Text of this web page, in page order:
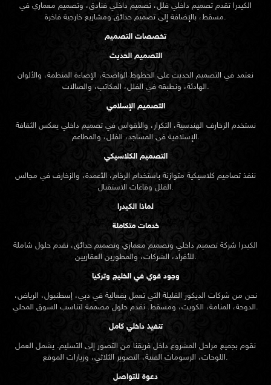
الكيدرا تقدم تصميم داخلي فلل، تصميم داخلي فنادق، وتصميم معماري في
مسقط، بالإضافة إلى تصميم حدائق ومشاريع خارجية فاخرة.
تخصصات التصميم
التصميم الحديث
نعتمد في التصميم الحديث على الخطوط الواضحة، الإضاءة المنظمة، والألوان
الهادئة، ونطبقه في الفلل، المكاتب، والصالات.
التصميم الإسلامي
نستخدم الزخارف الهندسية، التكرار، والأقواس في تصميم داخلي يعكس الثقافة
الإسلامية في المساجد، الفلل، والمطاعم.
التصميم الكلاسيكي
ننفذ تصاميم كلاسيكية متوازنة باستخدام الرخام، الأعمدة، والزخارف في مجالس
الفلل وقاعات الاستقبال.
لماذا الكيدرا
خدمات متكاملة
الكيدرا شركة تصميم داخلي وتصميم معماري وتصميم حدائق، نقدم حلول شاملة
للأفراد، الشركات، والمطورين العقاريين.
وجود قوي في الخليج وتركيا
نحن من شركات الديكور القليلة التي تعمل بفعالية في دبي، إسطنبول، الرياض،
الدوحة، المنامة، الكويت، ومسقط. نقدم حلول مصممة لتناسب السوق المحلي.
تنفيذ داخلي كامل
نقوم بجميع مراحل المشروع داخل فريقنا من التصور إلى التسليم. يشمل العمل
اللوحات، الرسومات الفنية، التصوير الثلاثي، وزيارات الموقع.
دعوة للتواصل